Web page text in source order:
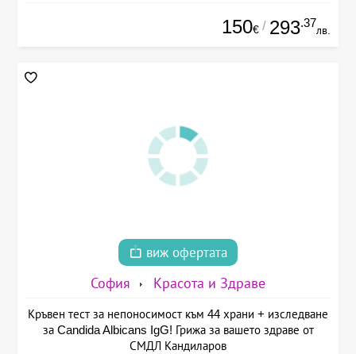
150€ / 293.37
лв.
виж офертата
София Красота и Здраве
Кръвен тест за непоносимост към 44 храни + изследване
за Candida Albicans IgG! Грижа за вашето здраве от
СМДЛ Кандиларов